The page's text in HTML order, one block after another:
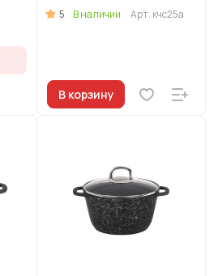
серебро)
5 В наличии Арт. кчс25а
В корзину